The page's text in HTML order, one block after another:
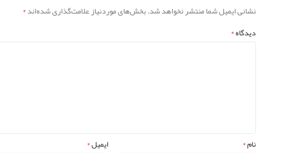
نشانی ایمیل شما منتشر نخواهد شد.بخش‌های موردنیاز علامت‌گذاری شده‌اند*
دیدگاه*
نام* ایمیل*